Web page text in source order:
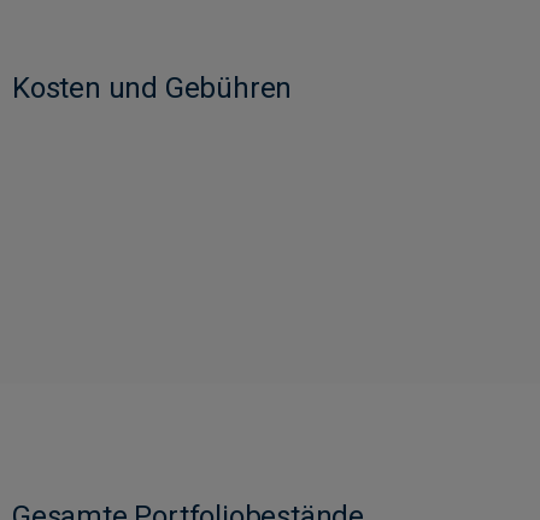
Kosten und Gebühren